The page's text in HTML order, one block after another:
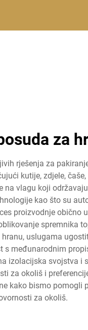
za
rješenja za
kutije, zdjele,
vlagu koji
kao što su
proizvodnje obično
spremnika
uslugama
međunarodnim
izolacijska svojstva
za okoliš i
kako bismo pomogli
za okoliš.